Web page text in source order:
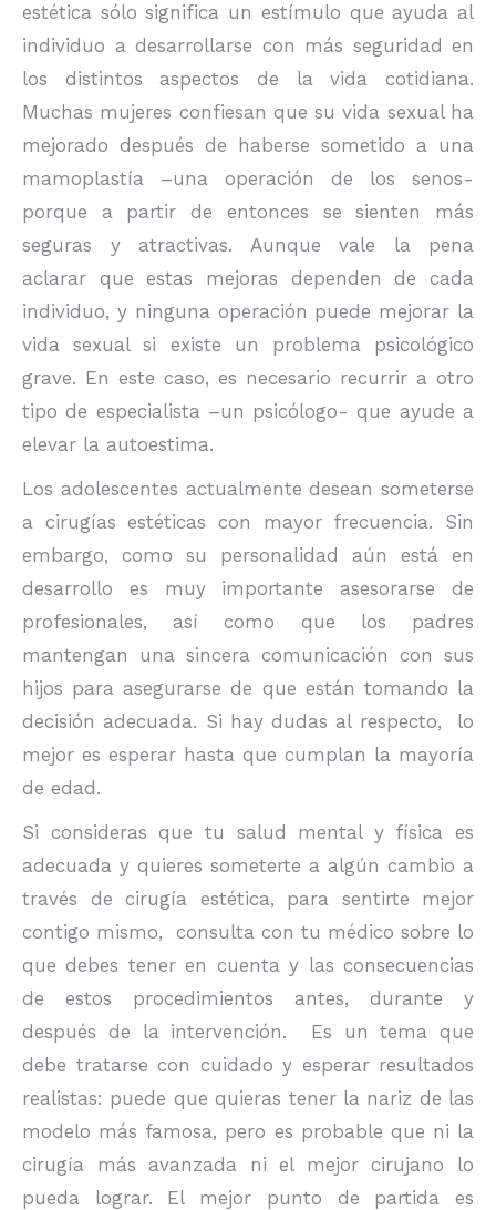
estética sólo significa un estímulo que ayuda al
individuo a desarrollarse con más seguridad en
los distintos aspectos de la vida cotidiana.
Muchas mujeres confiesan que su vida sexual ha
mejorado después de haberse sometido a una
mamoplastía –una operación de los senos-
porque a partir de entonces se sienten más
seguras y atractivas. Aunque vale la pena
aclarar que estas mejoras dependen de cada
individuo, y ninguna operación puede mejorar la
vida sexual si existe un problema psicológico
grave. En este caso, es necesario recurrir a otro
tipo de especialista –un psicólogo- que ayude a
elevar la autoestima.
Los adolescentes actualmente desean someterse
a cirugías estéticas con mayor frecuencia. Sin
embargo, como su personalidad aún está en
desarrollo es muy importante asesorarse de
profesionales, así como que los padres
mantengan una sincera comunicación con sus
hijos para asegurarse de que están tomando la
decisión adecuada. Si hay dudas al respecto, lo
mejor es esperar hasta que cumplan la mayoría
de edad.
Si consideras que tu salud mental y física es
adecuada y quieres someterte a algún cambio a
través de cirugía estética, para sentirte mejor
contigo mismo, consulta con tu médico sobre lo
que debes tener en cuenta y las consecuencias
de estos procedimientos antes, durante y
después de la intervención. Es un tema que
debe tratarse con cuidado y esperar resultados
realistas: puede que quieras tener la nariz de las
modelo más famosa, pero es probable que ni la
cirugía más avanzada ni el mejor cirujano lo
pueda lograr. El mejor punto de partida es